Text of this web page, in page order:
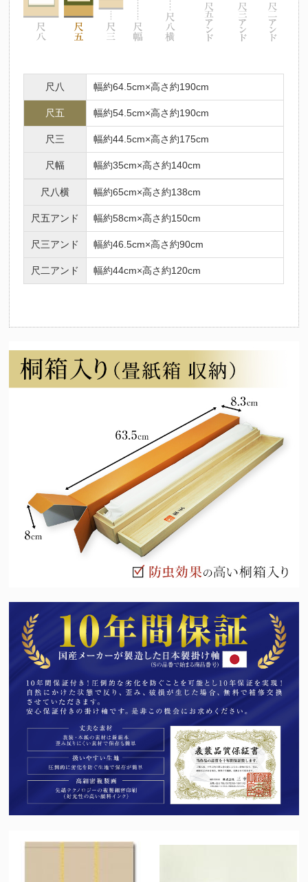
尺八 幅約64.5cm×高さ約190cm
尺五 幅約54.5cm×高さ約190cm
尺三 幅約44.5cm×高さ約175cm
尺幅 幅約35cm×高さ約140cm
尺八横 幅約65cm×高さ約138cm
尺五アンド 幅約58cm×高さ約150cm
尺三アンド 幅約46.5cm×高さ約90cm
尺二アンド 幅約44cm×高さ約120cm